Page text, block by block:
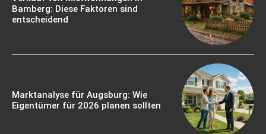
Bamberg: Diese Faktoren sind
entscheidend
Marktanalyse für Augsburg: Wie
Eigentümer für 2026 planen sollten